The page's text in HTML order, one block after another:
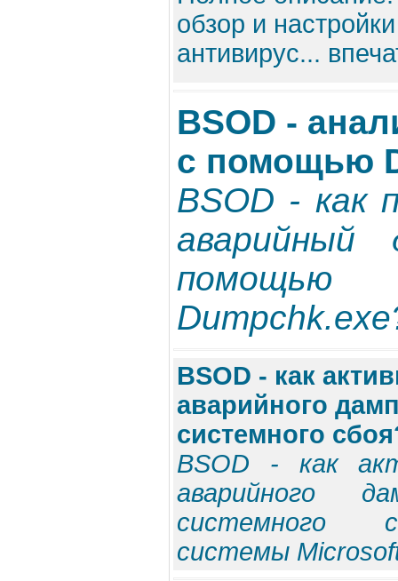
обзор и
антивирус...
BSOD -
с помощью
BSOD - как
BSOD - как
аварийного
системного
BSOD - как
аварийного
системного
системы